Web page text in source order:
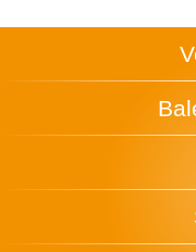
v obchodě.
Uchovávejte v suchu a